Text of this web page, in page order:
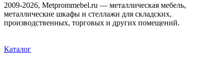
2009-2026, Metprommebel.ru — металлическая мебель,
металлические шкафы и стеллажи для складских,
производственных, торговых и других помещений.
Каталог